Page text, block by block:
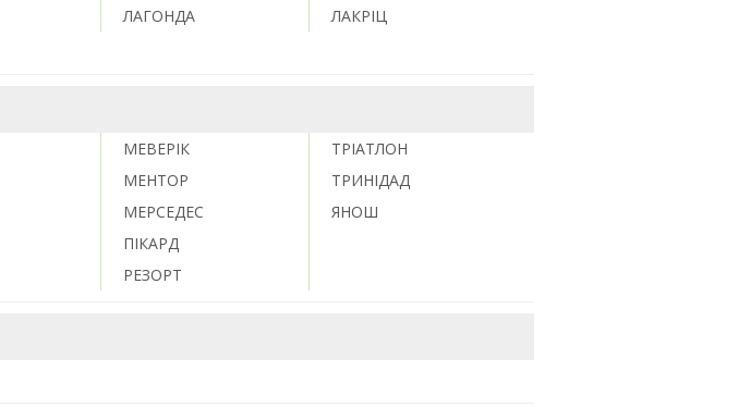
ЛАГОНДА
ЛАКРІЦ
МЕВЕРІК
МЕНТОР
МЕРСЕДЕС
ПІКАРД
РЕЗОРТ
ТРІАТЛОН
ТРИНІДАД
ЯНОШ